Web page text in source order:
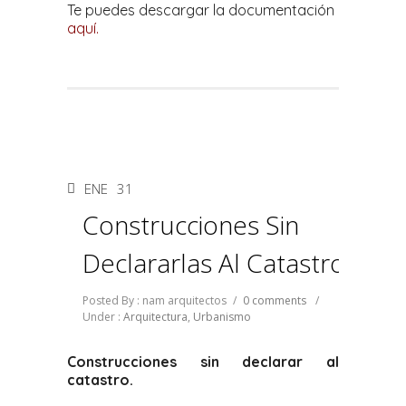
Te puedes descargar la documentación
aquí.
ENE 31
Construcciones Sin
Declararlas Al Catastro
Posted By : nam arquitectos / 0 comments /
Under : Arquitectura, Urbanismo
Construcciones sin declarar al
catastro.